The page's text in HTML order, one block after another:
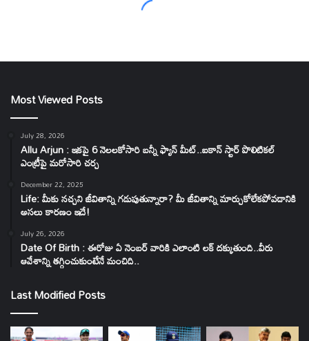
Most Viewed Posts
July 28, 2026
Allu Arjun : ఇకపై 6 నెలలకోసారి బన్నీ ఫ్యాన్ మీట్..ఐకాన్ స్టార్ పొలిటికల్
ఎంట్రీపై మరోసారి చర్చ
December 22, 2025
Life: మీకు నచ్చని జీవితాన్ని గడుపుతున్నారా? మీ జీవితాన్ని మార్చుకోలేకపోవడానికి
అసలు కారణం ఇదే!
July 26, 2026
Date Of Birth : ఈరోజు ఏ నెంబర్ వారికి ఎలాంటి లక్ దక్కుతుంది..వీరు
ఆవేశాన్ని తగ్గించుకుంటేనే మంచిది..
Last Modified Posts